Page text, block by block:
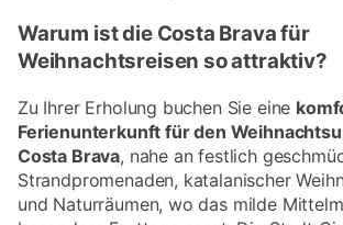
Warum ist die Costa Brava für
Weihnachtsreisen so attraktiv?
Zu Ihrer Erholung buchen Sie eine
Ferienunterkunft für den
Costa Brava, nahe an festlich
Strandpromenaden, katalanischer
und Naturräumen, wo das milde